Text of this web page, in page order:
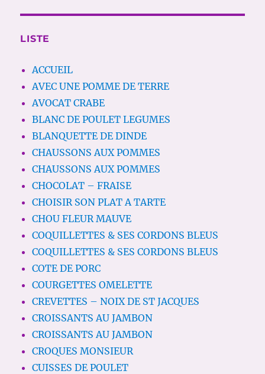
LISTE
ACCUEIL
AVEC UNE POMME DE TERRE
AVOCAT CRABE
BLANC DE POULET LEGUMES
BLANQUETTE DE DINDE
CHAUSSONS AUX POMMES
CHAUSSONS AUX POMMES
CHOCOLAT – FRAISE
CHOISIR SON PLAT A TARTE
CHOU FLEUR MAUVE
COQUILLETTES & SES CORDONS BLEUS
COQUILLETTES & SES CORDONS BLEUS
COTE DE PORC
COURGETTES OMELETTE
CREVETTES – NOIX DE ST JACQUES
CROISSANTS AU JAMBON
CROISSANTS AU JAMBON
CROQUES MONSIEUR
CUISSES DE POULET